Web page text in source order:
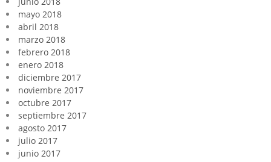
mayo 2018
abril 2018
marzo 2018
febrero 2018
enero 2018
diciembre 2017
noviembre 2017
octubre 2017
septiembre 2017
agosto 2017
julio 2017
junio 2017